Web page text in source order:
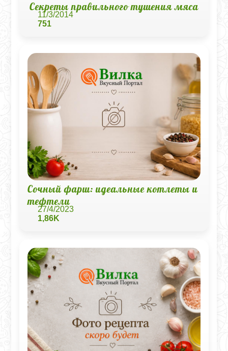
Секреты правильного тушения мяса
11/3/2014
751
Сочный фарш: идеальные котлеты и
тефтели
27/4/2023
1,86K